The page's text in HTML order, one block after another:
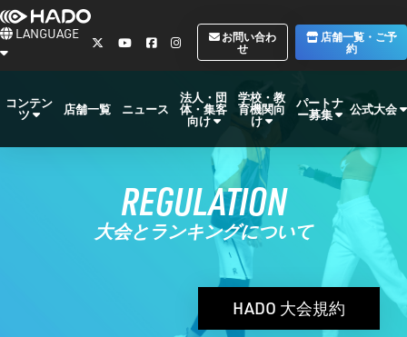
LANGUAGE
お問い合わ
せ
店舗一覧・ご予
約
コンテン
ツ 店舗一覧 ニュース
法人・団
体・集客
向け
学校・教
育機関向
け
パートナ
ー募集 公式大会
REGULATION
大会とランキングについて
HADO 大会規約